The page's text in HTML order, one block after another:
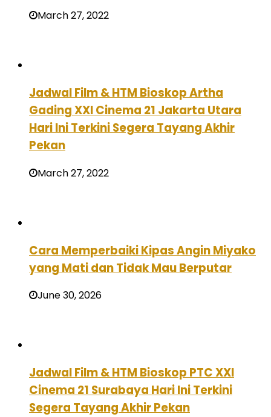
March 27, 2022
Jadwal Film & HTM Bioskop Artha
Gading XXI Cinema 21 Jakarta Utara
Hari Ini Terkini Segera Tayang Akhir
Pekan
March 27, 2022
Cara Memperbaiki Kipas Angin Miyako
yang Mati dan Tidak Mau Berputar
June 30, 2026
Jadwal Film & HTM Bioskop PTC XXI
Cinema 21 Surabaya Hari Ini Terkini
Segera Tayang Akhir Pekan